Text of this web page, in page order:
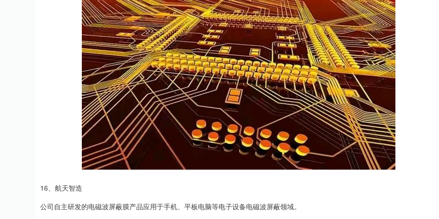
16、航天智造
公司自主研发的电磁波屏蔽膜产品应用于手机、平板电脑等电子设备电磁波屏蔽领域。